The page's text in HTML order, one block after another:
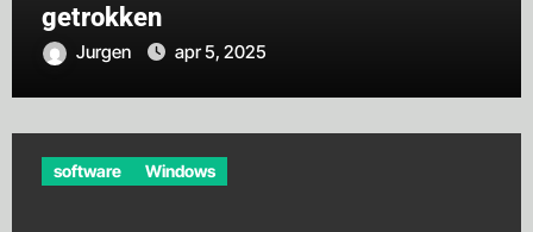
getrokken
Jurgen apr 5, 2025
software Windows